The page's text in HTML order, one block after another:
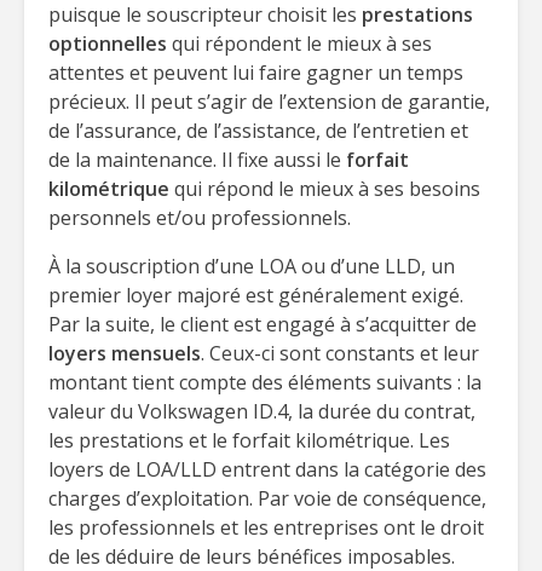
puisque le souscripteur choisit les prestations
optionnelles qui répondent le mieux à ses
attentes et peuvent lui faire gagner un temps
précieux. Il peut s’agir de l’extension de garantie,
de l’assurance, de l’assistance, de l’entretien et
de la maintenance. Il fixe aussi le forfait
kilométrique qui répond le mieux à ses besoins
personnels et/ou professionnels.
À la souscription d’une LOA ou d’une LLD, un
premier loyer majoré est généralement exigé.
Par la suite, le client est engagé à s’acquitter de
loyers mensuels. Ceux-ci sont constants et leur
montant tient compte des éléments suivants : la
valeur du Volkswagen ID.4, la durée du contrat,
les prestations et le forfait kilométrique. Les
loyers de LOA/LLD entrent dans la catégorie des
charges d’exploitation. Par voie de conséquence,
les professionnels et les entreprises ont le droit
de les déduire de leurs bénéfices imposables.